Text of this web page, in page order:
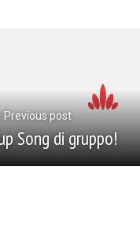
Previous post
Song di gruppo!